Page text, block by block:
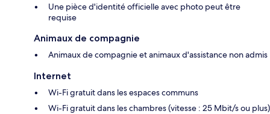
Une pièce d'identité officielle avec photo peut être
requise
Animaux de compagnie
Animaux de compagnie et animaux d'assistance non admis
Internet
Wi-Fi gratuit dans les espaces communs
Wi-Fi gratuit dans les chambres (vitesse : 25 Mbit/s ou plus)